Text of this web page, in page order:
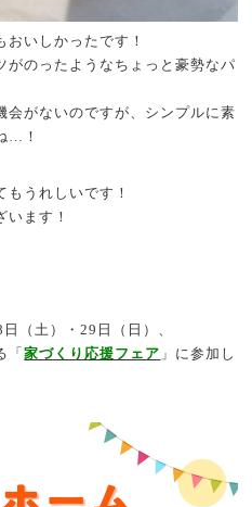
いしかったです！
がのったようなちょっと豪勢なパ
会がないのですが、シンプルに素
…！
うれしいです！
います！
（土）・29日（日）、
「家づくり応援フェア 」に参加し